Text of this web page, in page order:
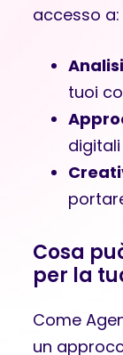
accesso a:
tuoi
Cosa
per la
Come
un